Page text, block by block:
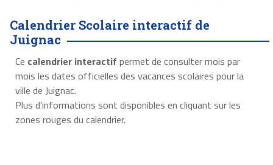
Calendrier Scolaire interactif de
Juignac
Ce calendrier interactif permet de consulter mois par
mois les dates officielles des vacances scolaires pour la
ville de Juignac.
Plus d'informations sont disponibles en cliquant sur les
zones rouges du calendrier.